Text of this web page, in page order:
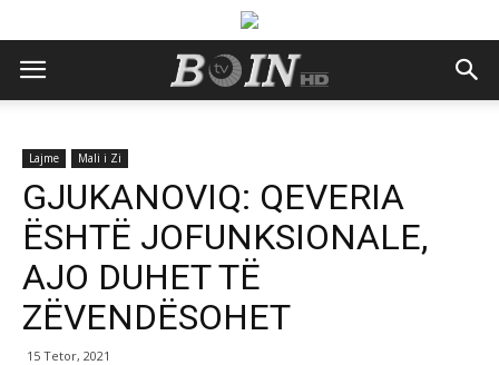
Lajme Mali i Zi
GJUKANOVIQ: QEVERIA
ËSHTË JOFUNKSIONALE,
AJO DUHET TË
ZËVENDËSOHET
15 Tetor, 2021